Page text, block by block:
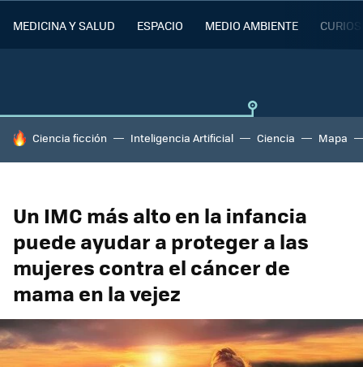
MEDICINA Y SALUD ESPACIO MEDIO AMBIENTE
HOY SE HABLA DE
Ciencia ficción Inteligencia Artificial Ciencia Mapa
Un IMC más alto en la infancia
puede ayudar a proteger a las
mujeres contra el cáncer de
mama en la vejez